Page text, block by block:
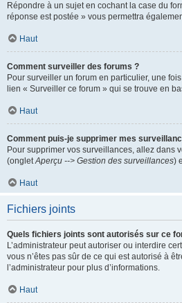
Répondre à un sujet en cochant la case du
réponse est postée » vous permettra
Haut
Comment surveiller des forums ?
Pour surveiller un forum en particulier, une
lien « Surveiller ce forum » qui se trouve en
Haut
Comment puis-je supprimer mes
Pour supprimer vos surveillances, allez dans
(ongletAperçu --> Gestion des surveillances)
Haut
Fichiers joints
Quels fichiers joints sont autorisés sur ce
L’administrateur peut autoriser ou interdire
vous n’êtes pas sûr de ce qui est autorisé à
l’administrateur pour plus d’informations.
Haut